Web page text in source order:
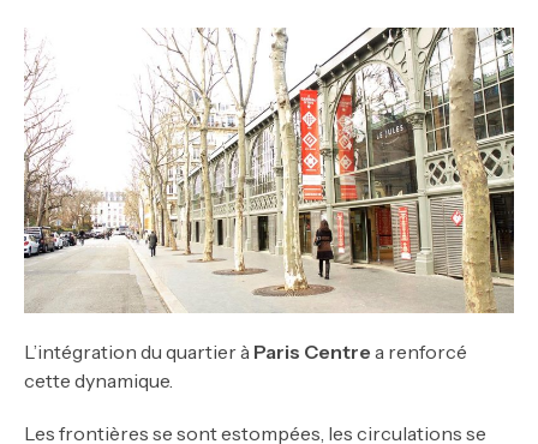
L’intégration du quartier à Paris Centre a renforcé
cette dynamique.
Les frontières se sont estompées, les circulations se